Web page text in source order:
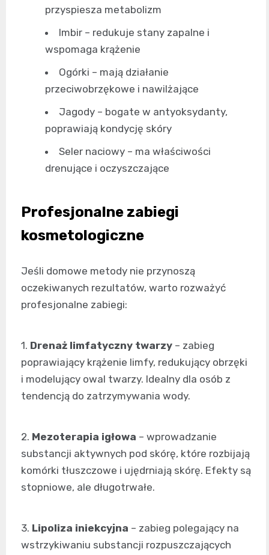
przyspiesza metabolizm
Imbir – redukuje stany zapalne i
wspomaga krążenie
Ogórki – mają działanie
przeciwobrzękowe i nawilżające
Jagody – bogate w antyoksydanty,
poprawiają kondycję skóry
Seler naciowy – ma właściwości
drenujące i oczyszczające
Profesjonalne zabiegi
kosmetologiczne
Jeśli domowe metody nie przynoszą
oczekiwanych rezultatów, warto rozważyć
profesjonalne zabiegi:
1. Drenaż limfatyczny twarzy – zabieg
poprawiający krążenie limfy, redukujący obrzęki
i modelujący owal twarzy. Idealny dla osób z
tendencją do zatrzymywania wody.
2. Mezoterapia igłowa – wprowadzanie
substancji aktywnych pod skórę, które rozbijają
komórki tłuszczowe i ujędrniają skórę. Efekty są
stopniowe, ale długotrwałe.
3. Lipoliza iniekcyjna – zabieg polegający na
wstrzykiwaniu substancji rozpuszczających